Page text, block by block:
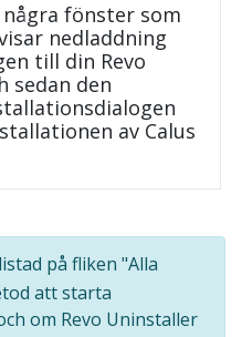
fönster som
nedladdning
till din Revo
sedan den
av Calus
listad på fliken "Alla
att starta
om Revo Uninstaller